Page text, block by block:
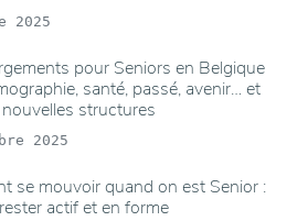
2025
pour Seniors en Belgique
santé, passé, avenir… et
nouvelles structures
2025
se mouvoir quand on est Senior :
actif et en forme